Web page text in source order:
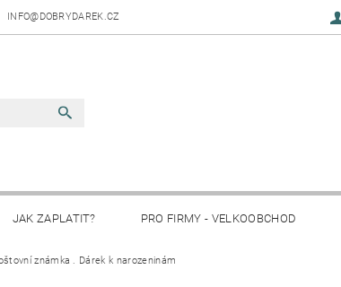
INFO@DOBRYDAREK.CZ
JAK ZAPLATIT? PRO FIRMY - VELKOOBCHOD
známka . Dárek k narozeninám